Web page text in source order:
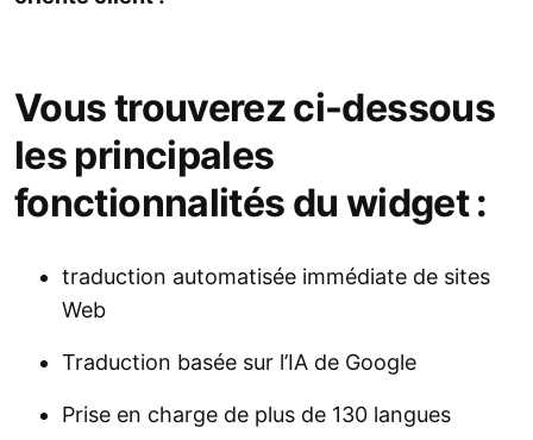
Vous trouverez ci-dessous
les principales
fonctionnalités du widget :
traduction automatisée immédiate de sites
Web
Traduction basée sur l’IA de Google
Prise en charge de plus de 130 langues